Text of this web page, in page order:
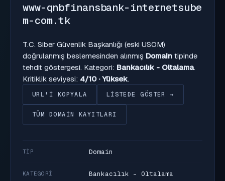
www-qnbfinansbank-internetsube
m-com.tk
T.C. Siber Güvenlik Başkanlığı (eski USOM)
doğrulanmış beslemesinden alınmış Domain tipinde
tehdit göstergesi. Kategori: Bankacılık - Oltalama.
Kritiklik seviyesi: 4/10 · Yüksek.
URL'I KOPYALA LISTEDE GÖSTER →
TÜM DOMAIN KAYITLARI
TIP Domain
KATEGORI Bankacılık - Oltalama